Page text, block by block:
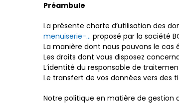
Préambule
La présente charte d’utilisation des
menuiserie-... proposé par la société
La manière dont nous pouvons le
Les droits dont vous disposez
L’identité du responsable de
Le transfert de vos données vers des
Notre politique en matière de gestion